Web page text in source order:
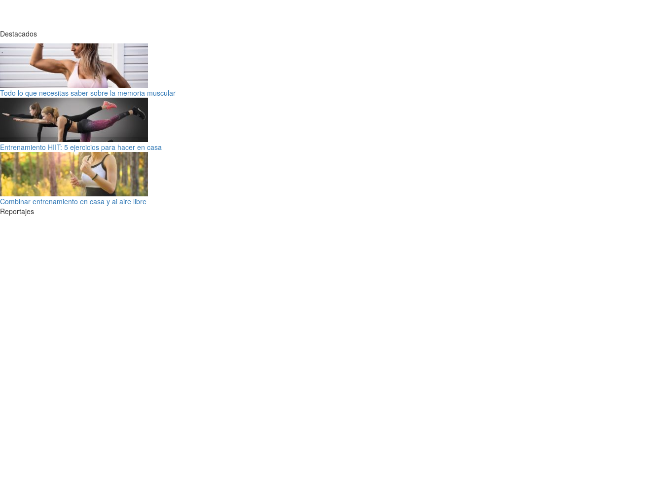
Destacados
Todo lo que necesitas saber sobre la memoria muscular
Entrenamiento HIIT: 5 ejercicios para hacer en casa
Combinar entrenamiento en casa y al aire libre
Reportajes